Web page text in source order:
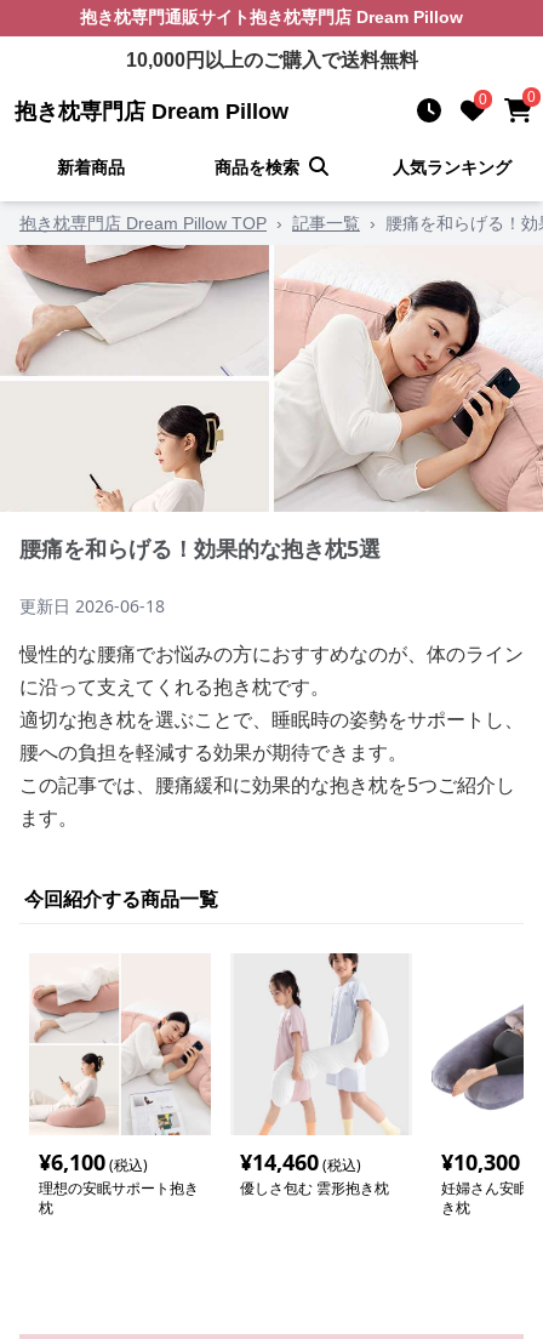
抱き枕専門通販サイト抱き枕専門店 Dream Pillow
10,000円以上のご購入で送料無料
抱き枕専門店 Dream Pillow 0 0
新着商品 商品を検索 人気ランキング
抱き枕専門店 Dream Pillow TOP › 記事一覧 › 腰痛を和らげる！
腰痛を和らげる！効果的な抱き枕5選
更新日 2026-06-18
慢性的な腰痛でお悩みの方におすすめなのが、体のライン
に沿って支えてくれる抱き枕です。
適切な抱き枕を選ぶことで、睡眠時の姿勢をサポートし、
腰への負担を軽減する効果が期待できます。
この記事では、腰痛緩和に効果的な抱き枕を5つご紹介し
ます。
今回紹介する商品一覧
¥6,100(税込)
理想の安眠サポート抱き
枕
¥14,460(税込)
優しさ包む 雲形抱き枕
¥10,300
妊婦さん安眠
き枕